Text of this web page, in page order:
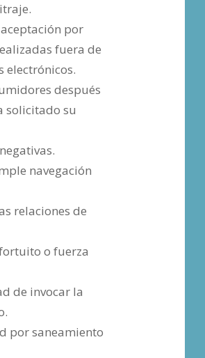
por
fuera de
electrónicos.
después
solicitado su
navegación
relaciones de
o fuerza
de invocar la
por saneamiento